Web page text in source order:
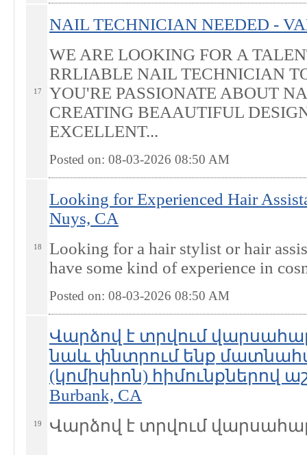
17
NAIL TECHNICIAN NEEDED -
WE ARE LOOKING FOR A
RRLIABLE NAIL TECHNICIAN
YOU'RE PASSIONATE ABOUT
CREATING BEAAUTIFUL
EXCELLENT...
Posted on: 08-03-2026 08:50 AM
18
Looking for Experienced Hair
Nuys, CA
Looking for a hair stylist or hair
have some kind of experience in
Posted on: 08-03-2026 08:50 AM
19
Վարձով է տրվում
նաև փնտրում ենք
(կոմիսիոն) հիմունքներով
Burbank, CA
Վարձով է տրվում